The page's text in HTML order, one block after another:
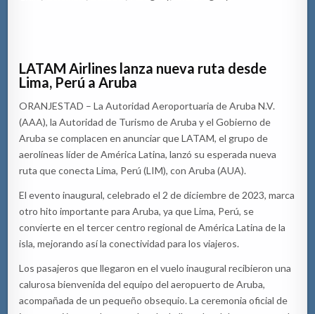
LATAM Airlines lanza nueva ruta desde
Lima, Perú a Aruba
ORANJESTAD – La Autoridad Aeroportuaria de Aruba N.V.
(AAA), la Autoridad de Turismo de Aruba y el Gobierno de
Aruba se complacen en anunciar que LATAM, el grupo de
aerolíneas líder de América Latina, lanzó su esperada nueva
ruta que conecta Lima, Perú (LIM), con Aruba (AUA).
El evento inaugural, celebrado el 2 de diciembre de 2023, marca
otro hito importante para Aruba, ya que Lima, Perú, se
convierte en el tercer centro regional de América Latina de la
isla, mejorando así la conectividad para los viajeros.
Los pasajeros que llegaron en el vuelo inaugural recibieron una
calurosa bienvenida del equipo del aeropuerto de Aruba,
acompañada de un pequeño obsequio. La ceremonia oficial de